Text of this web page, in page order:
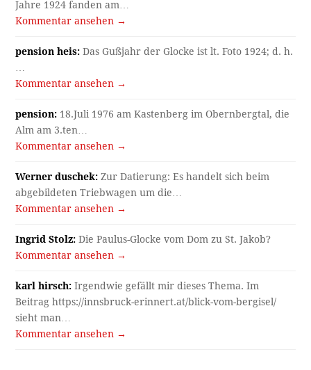
Jahre 1924 fanden am…
Kommentar ansehen →
pension heis: Das Gußjahr der Glocke ist lt. Foto 1924; d. h.
…
Kommentar ansehen →
pension: 18.Juli 1976 am Kastenberg im Obernbergtal, die
Alm am 3.ten…
Kommentar ansehen →
Werner duschek: Zur Datierung: Es handelt sich beim
abgebildeten Triebwagen um die…
Kommentar ansehen →
Ingrid Stolz: Die Paulus-Glocke vom Dom zu St. Jakob?
Kommentar ansehen →
karl hirsch: Irgendwie gefällt mir dieses Thema. Im
Beitrag https://innsbruck-erinnert.at/blick-vom-bergisel/
sieht man…
Kommentar ansehen →